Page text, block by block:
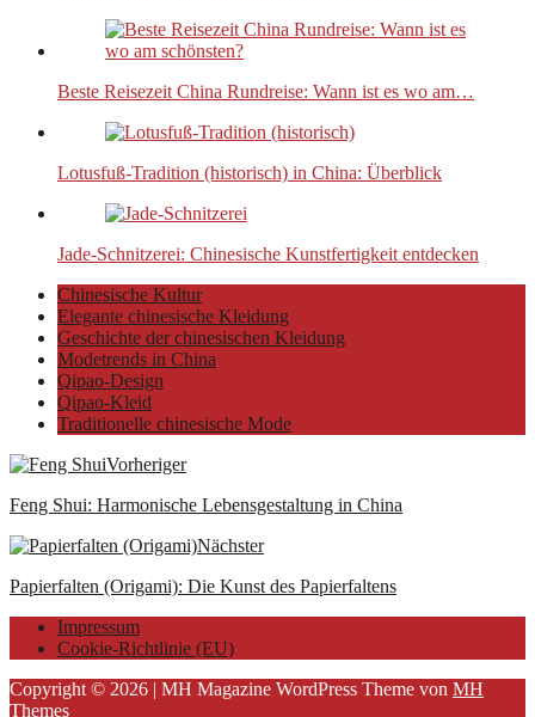
Beste Reisezeit China Rundreise: Wann ist es wo am…
Lotusfuß-Tradition (historisch) in China: Überblick
Jade-Schnitzerei: Chinesische Kunstfertigkeit entdecken
Chinesische Kultur
Elegante chinesische Kleidung
Geschichte der chinesischen Kleidung
Modetrends in China
Qipao-Design
Qipao-Kleid
Traditionelle chinesische Mode
Vorheriger
Feng Shui: Harmonische Lebensgestaltung in China
Nächster
Papierfalten (Origami): Die Kunst des Papierfaltens
Impressum
Cookie-Richtlinie (EU)
Copyright © 2026 | MH Magazine WordPress Theme von MH
Themes